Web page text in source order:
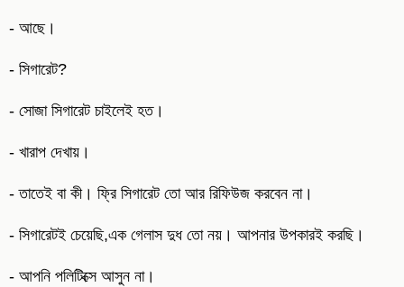
- আছে।
- সিগারেট?
- সোজা সিগারেট চাইলেই হত।
- খারাপ দেখায়।
- তাতেই বা কী। ফ্রি সিগারেট তো আর রিফিউজ করবেন না।
- সিগারেটই চেয়েছি,এক গেলাস দুধ তো নয়। আপনার উপকারই করছি।
- আপনি পলিটিক্সে আসুন না।